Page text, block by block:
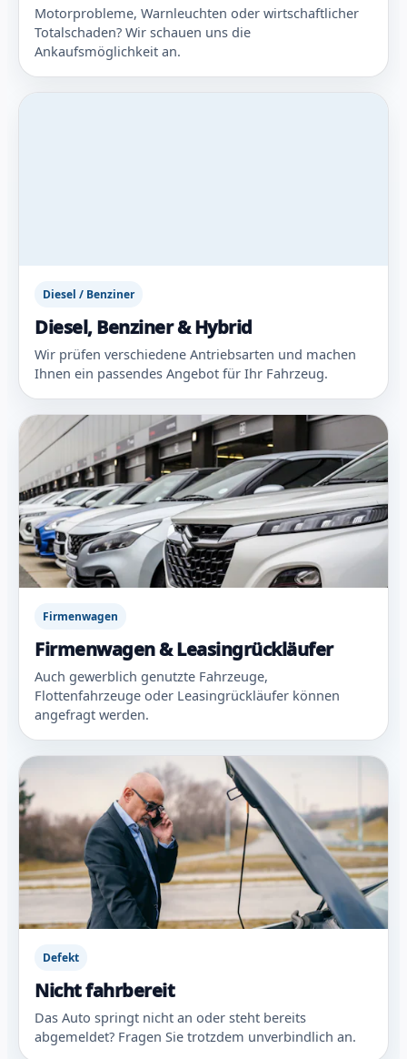
Motorprobleme, Warnleuchten oder wirtschaftlicher
Totalschaden? Wir schauen uns die
Ankaufsmöglichkeit an.
Diesel / Benziner
Diesel, Benziner & Hybrid
Wir prüfen verschiedene Antriebsarten und machen
Ihnen ein passendes Angebot für Ihr Fahrzeug.
Firmenwagen
Firmenwagen & Leasingrückläufer
Auch gewerblich genutzte Fahrzeuge,
Flottenfahrzeuge oder Leasingrückläufer können
angefragt werden.
Defekt
Nicht fahrbereit
Das Auto springt nicht an oder steht bereits
abgemeldet? Fragen Sie trotzdem unverbindlich an.